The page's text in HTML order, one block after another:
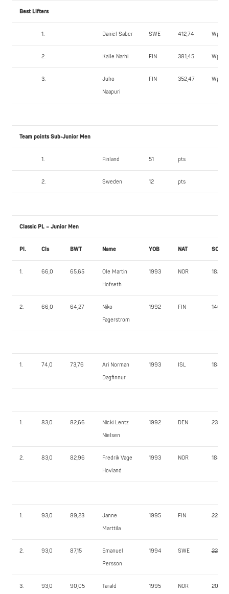
Best Lifters
1. Daniel Saber SWE 412,74 Wpts
2. Kalle Narhi FIN 381,45 Wpts
3.
Juho
Naapuri
FIN 352,47 Wpts
Team points Sub-Junior Men
1. Finland 51 pts
2. Sweden 12 pts
Classic PL – Junior Men
Pl. Cls BWT Name YOB NAT SQ1
1. 66,0 65,65
Ole Martin
Hofseth
1993 NOR 182,5
2. 66,0 64,27
Niko
Fagerstrom
1992 FIN 140,0
1. 74,0 73,76
Ari Norman
Dagfinnur
1993 ISL 185,0
1. 83,0 82,66
Nicki Lentz
Nielsen
1992 DEN 235,0
2. 83,0 82,96
Fredrik Vage
Hovland
1993 NOR 185,0
1. 93,0 89,23
Janne
Marttila
1995 FIN 225,0
2. 93,0 87,15
Emanuel
Persson
1994 SWE 227,5
3. 93,0 90,05 Tarald 1995 NOR 200,0